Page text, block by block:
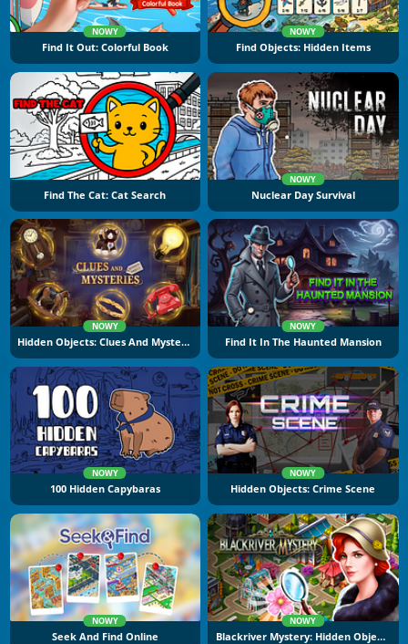
NOWY
Find It Out: Colorful Book
NOWY
Find Objects: Hidden Items
Find The Cat: Cat Search
NOWY
Nuclear Day Survival
NOWY
Hidden Objects: Clues And Mysteries
NOWY
Find It In The Haunted Mansion
NOWY
100 Hidden Capybaras
NOWY
Hidden Objects: Crime Scene
NOWY
Seek And Find Online
NOWY
Blackriver Mystery: Hidden Objects